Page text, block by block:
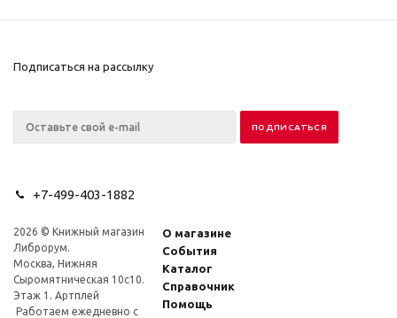
Подписаться на рассылку
+7-499-403-1882
2026 © Книжный магазин
Либрорум.
Москва, Нижняя
Сыромятническая 10с10.
Этаж 1. Артплей
Работаем ежедневно с
О магазине
События
Каталог
Справочник
Помощь